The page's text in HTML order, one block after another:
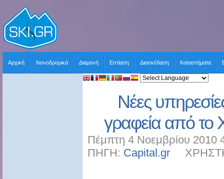
Αρχική Χιονοδρομικά Διαμονή Εστίαση Διασκέδαση Καταστήματα
Νέες
γραφεία από
Πέμπτη 4 Νοεμβρίου 2010
ΠΗΓΗ: Capital.gr